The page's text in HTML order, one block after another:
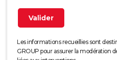
Les informations recueillies sont
GROUP pour assurer la modération